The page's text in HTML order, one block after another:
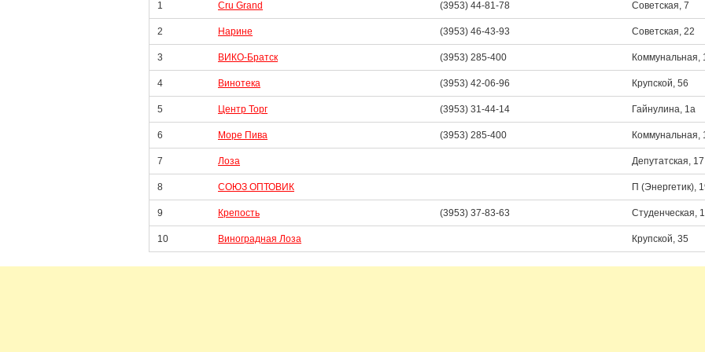
1 Cru Grand (3953) 44-81-78 Советская, 7
2 Нарине (3953) 46-43-93 Советская, 22
3 ВИКО-Братск (3953) 285-400 Коммунальная,
4 Винотека (3953) 42-06-96 Крупской, 56
5 Центр Торг (3953) 31-44-14 Гайнулина, 1а
6 Море Пива (3953) 285-400 Коммунальная,
7 Лоза Депутатская, 17
8 СОЮЗ ОПТОВИК П (Энергетик),
9 Крепость (3953) 37-83-63 Студенческая,
10 Виноградная Лоза Крупской, 35